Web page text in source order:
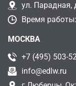
ул. Парадная,
Время
МОСКВА
+7 (495) 503-
info@edlw.ru